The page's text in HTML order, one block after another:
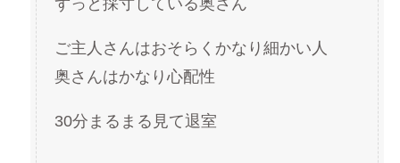
ずっと採寸している奥さん
ご主人さんはおそらくかなり細かい人
奥さんはかなり心配性
30分まるまる見て退室